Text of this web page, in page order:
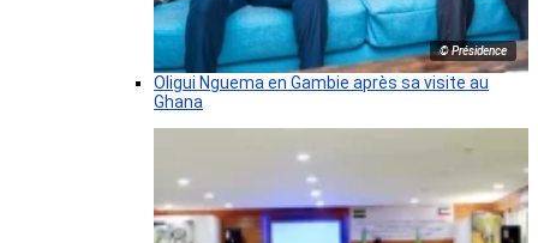
© Présidence
Oligui Nguema en Gambie après sa visite au
Ghana